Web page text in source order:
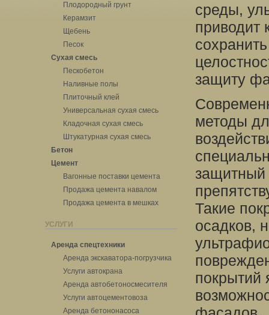
Плодородный грунт
Керамзит
Щебень
Песок
Сухая смесь
Пескобетон
Наливные полы
Плиточный клей
Универсальная сухая смесь
Кладочная сухая смесь
Штукатурная сухая смесь
Бетон
Цемент
Вагонные поставки цемента
Продажа цемента навалом
Продажа цемента в мешках
УСЛУГИ
Аренда спецтехники
Аренда экскаватора-погрузчика
Услуги автокрана
Аренда автобетоносмесителя
Услуги автоцементовоза
Аренда бетононасоса
среды,
приводит
защиту
методы
защитный
Такие
осадков,
покрытий